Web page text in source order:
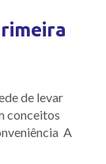
de levar
conceitos
A